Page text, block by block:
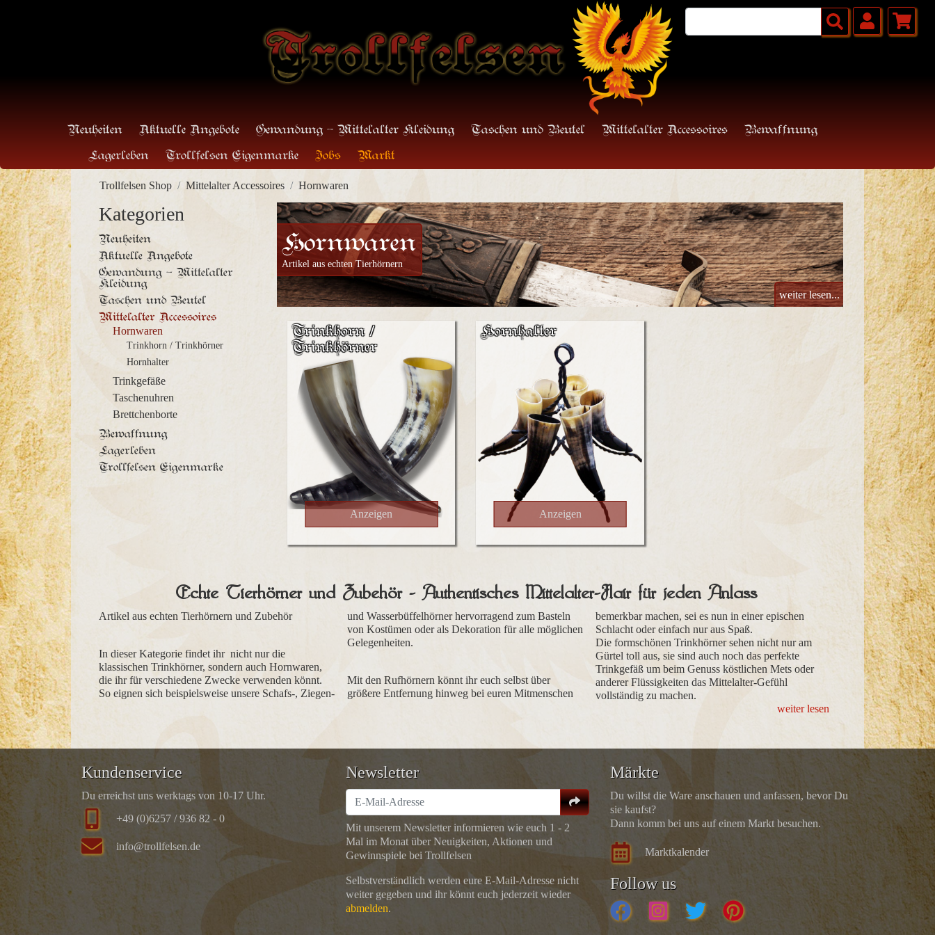
Neuheiten Aktuelle Angebote Gewandung - Mittelalter Kleidung Taschen und Beutel Mittelalter Accessoires
Bewaffnung
Lagerleben
Trollfelsen Eigenmarke Jobs Markt
Trollfelsen Shop Mittelalter Accessoires Hornwaren
Kategorien
Neuheiten
Aktuelle Angebote
Gewandung - Mittelalter
Kleidung
Taschen und Beutel
Mittelalter Accessoires
Hornwaren
Trinkhorn / Trinkhörner
Hornhalter
Trinkgefäße
Taschenuhren
Brettchenborte
Bewaffnung
Lagerleben
Trollfelsen Eigenmarke
Hornwaren
Artikel aus echten Tierhörnern
weiter lesen...
Trinkhorn /
Trinkhörner
Anzeigen
Hornhalter
Anzeigen
weiter lesen
Echte Tierhörner und Zubehör - Authentisches Mittelalter-Flair für jeden Anlass
Artikel aus echten Tierhörnern und Zubehör
In dieser Kategorie findet ihr nicht nur die
klassischen Trinkhörner, sondern auch Hornwaren,
die ihr für verschiedene Zwecke verwenden könnt.
So eignen sich beispielsweise unsere Schafs-, Ziegen-
und Wasserbüffelhörner hervorragend zum Basteln
von Kostümen oder als Dekoration für alle möglichen
Gelegenheiten.
Mit den Rufhörnern könnt ihr euch selbst über
größere Entfernung hinweg bei euren Mitmenschen
bemerkbar machen, sei es nun in einer epischen
Schlacht oder einfach nur aus Spaß.
Die formschönen Trinkhörner sehen nicht nur am
Gürtel toll aus, sie sind auch noch das perfekte
Trinkgefäß um beim Genuss köstlichen Mets oder
anderer Flüssigkeiten das Mittelalter-Gefühl
vollständig zu machen.
Das Horn,
anderen
Herstellung von
Musikinstrumenten
Hörner können die
Größen haben. Sie
Kundenservice
Du erreichst uns werktags von 10-17 Uhr.
+49 (0)6257 / 936 82 - 0
info@trollfelsen.de
Newsletter
Mit unserem Newsletter informieren wie euch 1 - 2
Mal im Monat über Neuigkeiten, Aktionen und
Gewinnspiele bei Trollfelsen
Selbstverständlich werden eure E-Mail-Adresse nicht
weiter gegeben und ihr könnt euch jederzeit wieder
abmelden.
Märkte
Du willst die Ware anschauen und anfassen, bevor Du
sie kaufst?
Dann komm bei uns auf einem Markt besuchen.
Marktkalender
Follow us